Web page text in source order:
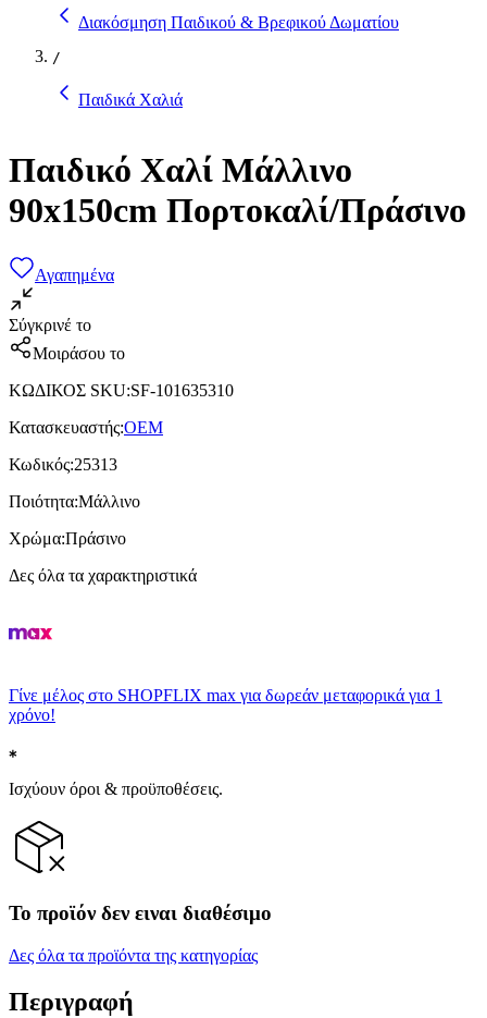
Διακόσμηση Παιδικού & Βρεφικού Δωματίου
/
Παιδικά Χαλιά
Παιδικό Χαλί Μάλλινο
90x150cm Πορτοκαλί/Πράσινο
Αγαπημένα
Σύγκρινέ το
Μοιράσου το
ΚΩΔΙΚΟΣ SKU:SF-101635310
Κατασκευαστής:OEM
Κωδικός:25313
Ποιότητα:Μάλλινο
Χρώμα:Πράσινο
Δες όλα τα χαρακτηριστικά
Γίνε μέλος στο SHOPFLIX max για δωρεάν μεταφορικά για 1
χρόνο!
Ισχύουν όροι & προϋποθέσεις.
Το προϊόν δεν ειναι διαθέσιμο
Δες όλα τα προϊόντα της κατηγορίας
Περιγραφή